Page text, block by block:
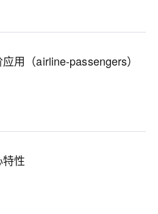
用（airline-passengers）
性